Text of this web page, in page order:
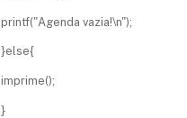
printf("Agenda vazia!\n");
}else{
imprime();
}